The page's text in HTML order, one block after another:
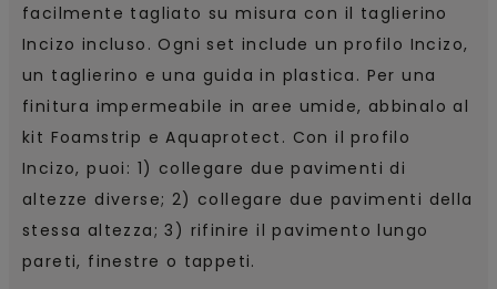
facilmente tagliato su misura con il taglierino
Incizo incluso. Ogni set include un profilo Incizo,
un taglierino e una guida in plastica. Per una
finitura impermeabile in aree umide, abbinalo al
kit Foamstrip e Aquaprotect. Con il profilo
Incizo, puoi: 1) collegare due pavimenti di
altezze diverse; 2) collegare due pavimenti della
stessa altezza; 3) rifinire il pavimento lungo
pareti, finestre o tappeti.